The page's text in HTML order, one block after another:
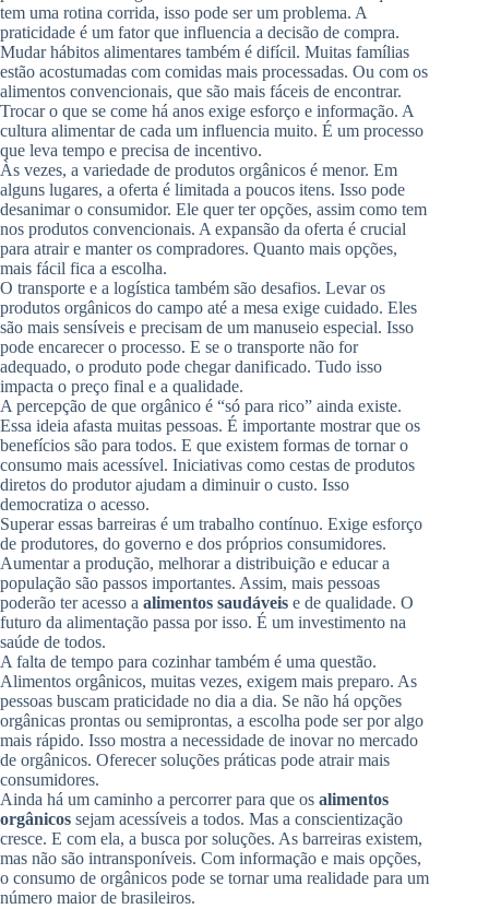
tem uma rotina corrida, isso pode ser um problema. A
praticidade é um fator que influencia a decisão de compra.
Mudar hábitos alimentares também é difícil. Muitas famílias
estão acostumadas com comidas mais processadas. Ou com os
alimentos convencionais, que são mais fáceis de encontrar.
Trocar o que se come há anos exige esforço e informação. A
cultura alimentar de cada um influencia muito. É um processo
que leva tempo e precisa de incentivo.
Às vezes, a variedade de produtos orgânicos é menor. Em
alguns lugares, a oferta é limitada a poucos itens. Isso pode
desanimar o consumidor. Ele quer ter opções, assim como tem
nos produtos convencionais. A expansão da oferta é crucial
para atrair e manter os compradores. Quanto mais opções,
mais fácil fica a escolha.
O transporte e a logística também são desafios. Levar os
produtos orgânicos do campo até a mesa exige cuidado. Eles
são mais sensíveis e precisam de um manuseio especial. Isso
pode encarecer o processo. E se o transporte não for
adequado, o produto pode chegar danificado. Tudo isso
impacta o preço final e a qualidade.
A percepção de que orgânico é “só para rico” ainda existe.
Essa ideia afasta muitas pessoas. É importante mostrar que os
benefícios são para todos. E que existem formas de tornar o
consumo mais acessível. Iniciativas como cestas de produtos
diretos do produtor ajudam a diminuir o custo. Isso
democratiza o acesso.
Superar essas barreiras é um trabalho contínuo. Exige esforço
de produtores, do governo e dos próprios consumidores.
Aumentar a produção, melhorar a distribuição e educar a
população são passos importantes. Assim, mais pessoas
poderão ter acesso a alimentos saudáveis e de qualidade. O
futuro da alimentação passa por isso. É um investimento na
saúde de todos.
A falta de tempo para cozinhar também é uma questão.
Alimentos orgânicos, muitas vezes, exigem mais preparo. As
pessoas buscam praticidade no dia a dia. Se não há opções
orgânicas prontas ou semiprontas, a escolha pode ser por algo
mais rápido. Isso mostra a necessidade de inovar no mercado
de orgânicos. Oferecer soluções práticas pode atrair mais
consumidores.
Ainda há um caminho a percorrer para que os alimentos
orgânicos sejam acessíveis a todos. Mas a conscientização
cresce. E com ela, a busca por soluções. As barreiras existem,
mas não são intransponíveis. Com informação e mais opções,
o consumo de orgânicos pode se tornar uma realidade para um
número maior de brasileiros.